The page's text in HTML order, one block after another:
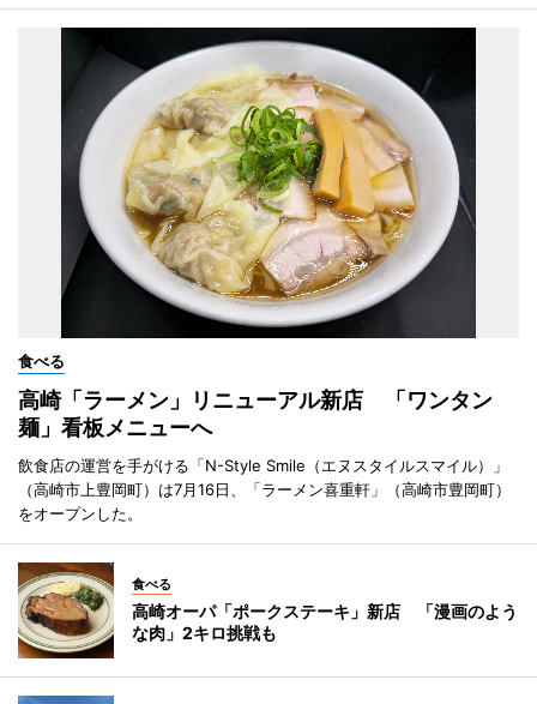
食べる
高崎「ラーメン」リニューアル新店 「ワンタン
麺」看板メニューへ
飲食店の運営を手がける「N-Style Smile（エヌスタイルスマイル）」
（高崎市上豊岡町）は7月16日、「ラーメン喜重軒」（高崎市豊岡町）
をオープンした。
食べる
高崎オーパ「ポークステーキ」新店 「漫画のよう
な肉」2キロ挑戦も